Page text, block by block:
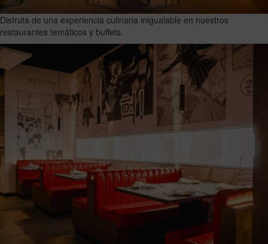
Disfruta de una experiencia culinaria inigualable en nuestros
restaurantes temáticos y buffets.